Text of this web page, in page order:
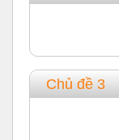
Chủ đề 3